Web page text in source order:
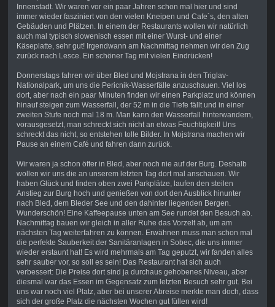
Innenstadt. Wir waren vor ein paar Jahren schon mal hier und sind
immer wieder fasziniert von den vielen Kneipen und Cafe´s, den alten
Gebäuden und Plätzen. In einem der Restaurants wollen wir natürlich
auch mal typisch slowenisch essen mit einer Wurst- und einer
Käseplatte, sehr gut! Irgendwann am Nachmittag nehmen wir den Zug
zurück nach Lesce. Ein schöner Tag mit vielen Eindrücken!
Donnerstags fahren wir über Bled und Mojstrana in den Triglav-
Nationalpark, um uns die Pericnik-Wasserfälle anzuschauen. Viel los
dort, aber nach ein paar Minuten finden wir einen Parkplatz und können
hinauf steigen zum Wasserfall, der 52 m in die Tiefe fällt und in einer
zweiten Stufe noch mal 18 m. Man kann den Wasserfall hinterwandern,
vorausgesetzt, man schreckt sich nicht an etwas Feuchtigkeit! Uns
schreckt das nicht, so entstehen tolle Bilder. In Mojstrana machen wir
Pause an einem Café und fahren dann zurück.
Wir waren ja schon öfter in Bled, aber noch nie auf der Burg. Deshalb
wollen wir uns die an unserem letzten Tag dort mal anschauen. Wir
haben Glück und finden oben zwei Parkplätze, laufen den steilen
Anstieg zur Burg hoch und genießen von dort den Ausblick hinunter
nach Bled, dem Bleder See und den dahinter liegenden Bergen.
Wunderschön! Eine Kaffeepause unten am See rundet den Besuch ab.
Nachmittag bauen wir gleich in aller Ruhe das Vorzelt ab, um am
nächsten Tag weiterfahren zu können. Erwähnen muss man schon mal
die perfekte Sauberkeit der Sanitäranlagen in Sobec, die uns immer
wieder erstaunt hat! Es wird mehrmals am Tag geputzt, wir fanden alles
sehr sauber vor, so soll es sein! Das Restaurant hat sich auch
verbessert: Die Preise dort sind ja durchaus gehobenes Niveau, aber
diesmal war das Essen im Gegensatz zum letzten Besuch sehr gut. Bei
uns war noch viel Platz, aber bei unserer Abreise merkte man doch, dass
sich der große Platz die nächsten Wochen gut füllen wird!